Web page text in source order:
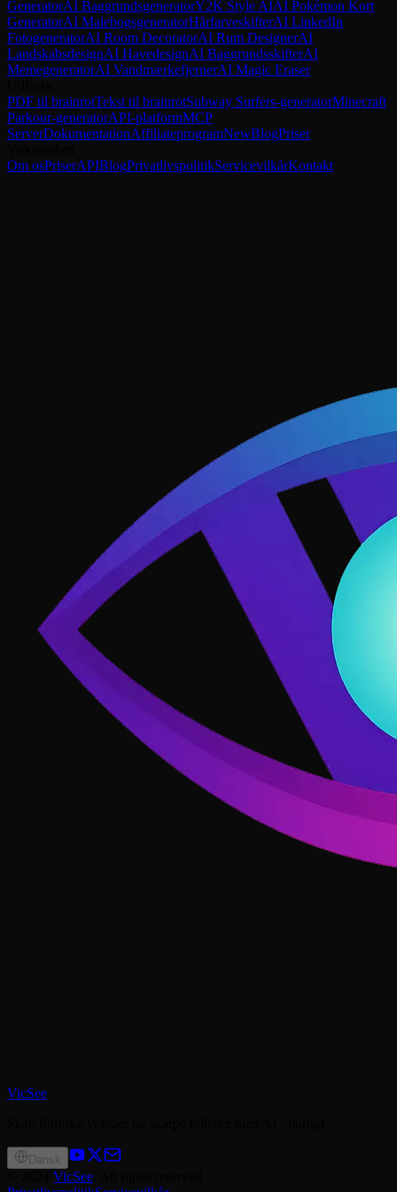
GeneratorAI BaggrundsgeneratorY2K Style AIAI Pokémon Kort
GeneratorAI MalebogsgeneratorHårfarveskifterAI LinkedIn
FotogeneratorAI Room DecoratorAI Rum DesignerAI
LandskabsdesignAI HavedesignAI BaggrundsskifterAI
MemegeneratorAI VandmærkefjernerAI Magic Eraser
PDF til brainrotTekst til brainrotSubway Surfers-generatorMinecraft
Parkour-generatorAPI-platformMCP
ServerDokumentationAffiliateprogramNewBlogPriser
Om osPriserAPIBlogPrivatlivspolitikServicevilkårKontakt
VicSee
Dansk
VicSee